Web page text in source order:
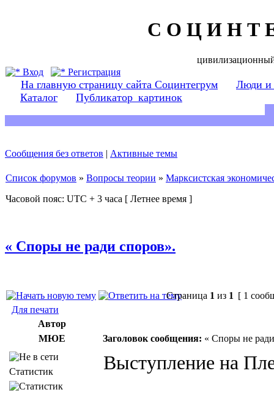
С О Ц И Н Т
Вход
Регистрация
На главную страницу сайта Социнтегрум
Люди и
Каталог
Публикатор_картинок
Сообщения без ответов | Активные темы
Список форумов » Вопросы теории » Марксистская
Часовой пояс: UTC + 3 часа [ Летнее время ]
« Споры не ради споров».
Страница 1 из 1 [ 1
Для печати
Автор
МЮЕ
Заголовок сообщения: « Споры не
Статистик Выступление на